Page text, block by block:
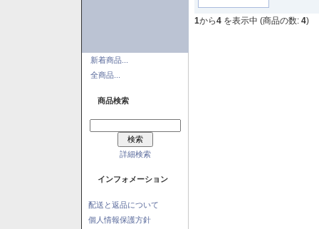
新着商品...
全商品...
商品検索
詳細検索
インフォメーション
配送と返品について
個人情報保護方針
1から4 を表示中 (商品の数: 4)